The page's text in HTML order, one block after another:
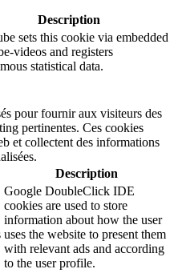
Description
sets this cookie via embedded
videos and registers
statistical data.
pour fournir aux visiteurs des
pertinentes. Ces cookies
et collectent des informations
Description
Google DoubleClick IDE
cookies are used to store
information about how the user
uses the website to present them
with relevant ads and according
to the user profile.